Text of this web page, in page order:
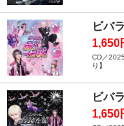
ビバ
1,650
CD／
り】
ビバ
1,650